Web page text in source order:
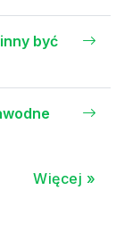
być
Więcej »